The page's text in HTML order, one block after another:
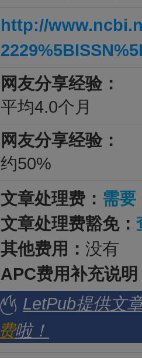
http://
网友分享经验：
平均4.0个月
网友分享经验：
约50%
文章处理费： 需要
文章处理费豁免：
其他费用： 没有
APC费用补充说明
LetPub提供文
费啦！